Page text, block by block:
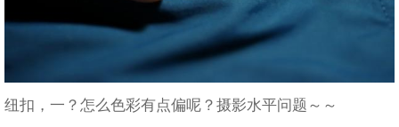
纽扣，一？怎么色彩有点偏呢？摄影水平问题～～